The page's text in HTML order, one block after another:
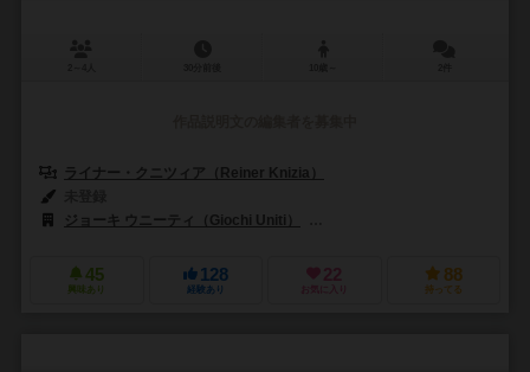
ライナー・クニツィア（Reiner Knizia）
ジョーキ ウニーティ（Giochi Uniti）
45
興味あり
128
経験あり
22
お気に入り
88
持ってる